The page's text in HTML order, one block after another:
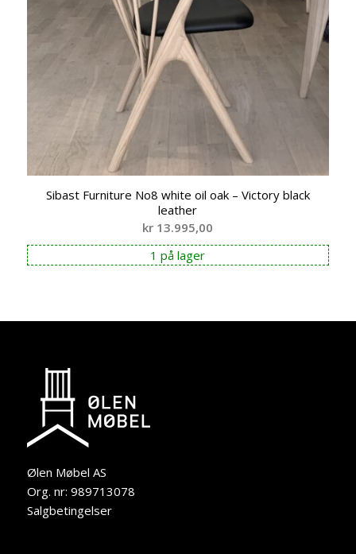
Sibast Furniture No8 white oil oak – Victory black
leather
kr 13.995,00
1 på lager
Ølen Møbel AS
Org. nr: 989713078
Salgbetingelser